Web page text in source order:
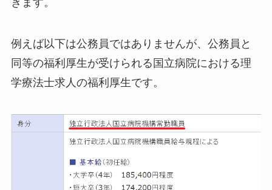
きます。
例えば以下は公務員ではありませんが、公務員と
同等の福利厚生が受けられる国立病院における理
学療法士求人の福利厚生です。